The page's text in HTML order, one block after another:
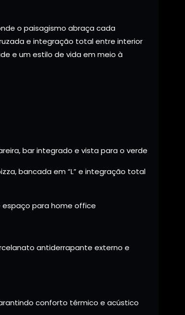
o paisagismo abraça cada
e integração total entre interior
e um estilo de vida em meio à
bar integrado e vista para o verde
bancada em “L” e integração total
para home office
antiderrapante externo e
conforto térmico e acústico